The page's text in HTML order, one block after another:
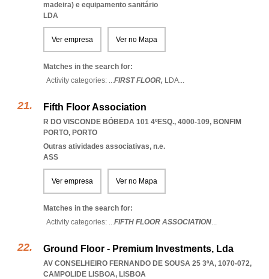
madeira) e equipamento sanitário
LDA
Ver empresa Ver no Mapa
Matches in the search for:
Activity categories: ...FIRST FLOOR, LDA...
Fifth Floor Association
R DO VISCONDE BÓBEDA 101 4ºESQ., 4000-109, BONFIM
PORTO, PORTO
Outras atividades associativas, n.e.
ASS
Ver empresa Ver no Mapa
Matches in the search for:
Activity categories: ...FIFTH FLOOR ASSOCIATION...
Ground Floor - Premium Investments, Lda
AV CONSELHEIRO FERNANDO DE SOUSA 25 3ºA, 1070-072,
CAMPOLIDE LISBOA, LISBOA